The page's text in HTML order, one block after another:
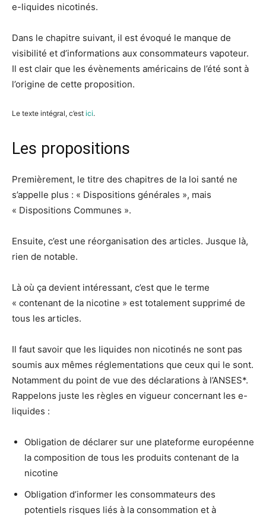
e-liquides nicotinés.
Dans le chapitre suivant, il est évoqué le manque de
visibilité et d’informations aux consommateurs vapoteur.
Il est clair que les évènements américains de l’été sont à
l’origine de cette proposition.
Le texte intégral, c’est ici.
Les propositions
Premièrement, le titre des chapitres de la loi santé ne
s’appelle plus : « Dispositions générales », mais
« Dispositions Communes ».
Ensuite, c’est une réorganisation des articles. Jusque là,
rien de notable.
Là où ça devient intéressant, c’est que le terme
« contenant de la nicotine » est totalement supprimé de
tous les articles.
Il faut savoir que les liquides non nicotinés ne sont pas
soumis aux mêmes réglementations que ceux qui le sont.
Notamment du point de vue des déclarations à l’ANSES*.
Rappelons juste les règles en vigueur concernant les e-
liquides :
Obligation de déclarer sur une plateforme européenne
la composition de tous les produits contenant de la
nicotine
Obligation d’informer les consommateurs des
potentiels risques liés à la consommation et à